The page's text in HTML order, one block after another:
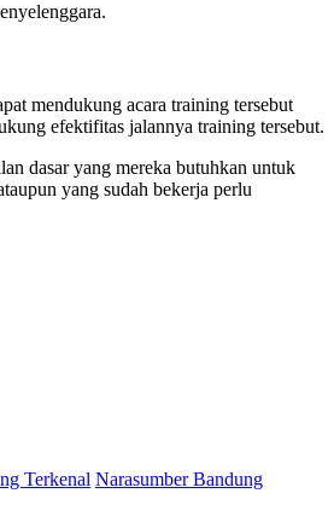
mendukung acara training tersebut
efektifitas jalannya training tersebut.
dasar yang mereka butuhkan untuk
yang sudah bekerja perlu
Terkenal Narasumber Bandung